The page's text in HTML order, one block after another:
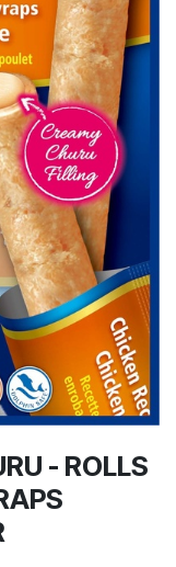
- ROLLS